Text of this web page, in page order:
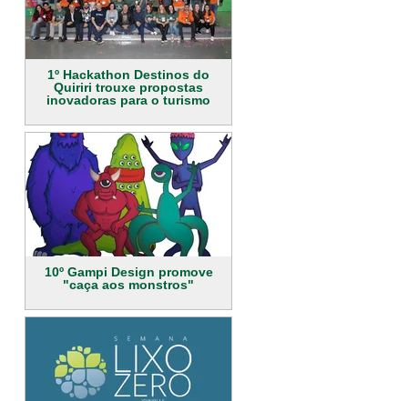
1º Hackathon Destinos do
Quiriri trouxe propostas
inovadoras para o turismo
10º Gampi Design promove
"caça aos monstros"